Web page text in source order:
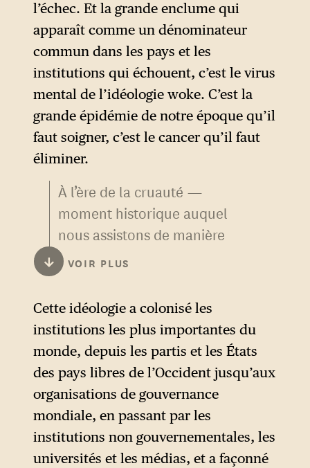
l’échec. Et la grande enclume qui
apparaît comme un dénominateur
commun dans les pays et les
institutions qui échouent, c’est le virus
mental de l’idéologie woke. C’est la
grande épidémie de notre époque qu’il
faut soigner, c’est le cancer qu’il faut
éliminer.
À l’ère de la cruauté —
moment historique auquel
nous assistons de manière
accélérée et hyperbolique —
l’ennemi n’est pas respecté, il
est humilié. Il est réduit à
l’état d’animal (Milei a pour
habitude de qualifier de
« rats » ses opposants) ou de
maladie (parasite, virus,
cancer) et est adjectivé de la
manière la plus péjorative qui
soit (dégénéré, misérable).
↓ VOIR PLUS
Cette idéologie a colonisé les
institutions les plus importantes du
monde, depuis les partis et les États
des pays libres de l’Occident jusqu’aux
organisations de gouvernance
mondiale, en passant par les
institutions non gouvernementales, les
universités et les médias, et a façonné